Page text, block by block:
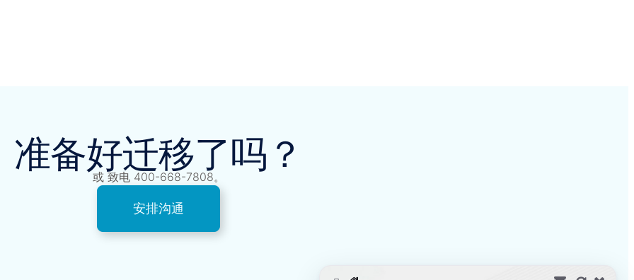
准备好迁移了吗？
或 致电 400-668-7808。
安排沟通